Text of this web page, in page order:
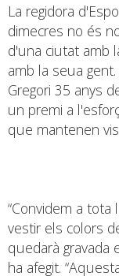
La regidora
dimecres no és
d'una ciutat amb
amb la seua
Gregori 35 anys
un premi a
que mantenen
“Convidem a tota
vestir els colors
quedarà gravada
ha afegit.